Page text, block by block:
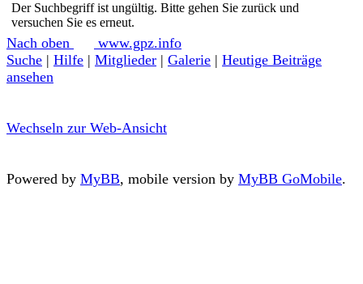
Der Suchbegriff ist ungültig. Bitte gehen Sie zurück und
versuchen Sie es erneut.
Nach oben
www.gpz.info
Suche | Hilfe | Mitglieder | Galerie | Heutige Beiträge
ansehen
Wechseln zur Web-Ansicht
Powered by MyBB, mobile version by MyBB GoMobile.